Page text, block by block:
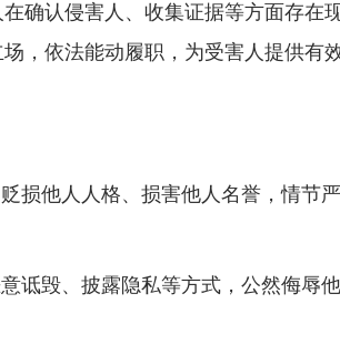
确认侵害人、收集证据等方面存在
，依法能动履职，为受害人提供有
他人人格、损害他人名誉，情节
毁、披露隐私等方式，公然侮辱